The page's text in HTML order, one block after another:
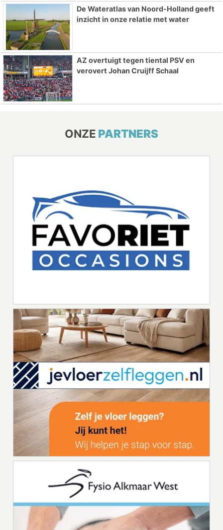
De Wateratlas van Noord-Holland geeft
inzicht in onze relatie met water
AZ overtuigt tegen tiental PSV en
verovert Johan Cruijff Schaal
ONZE PARTNERS